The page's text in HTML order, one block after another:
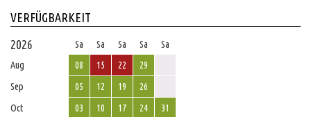
VERFÜGBARKEIT
2026
Sa Sa Sa Sa
Sa
Aug
08 15 22
29
Sep
05 12 19
26
Oct
03 10 17 24
31